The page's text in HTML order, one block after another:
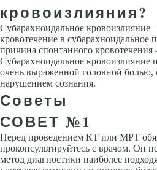
кровоизлияния?
Субарахноидальное кровоизлияние
кровотечение в субарахноидальное
причина спонтанного кровотечения
Субарахноидальное кровоизлияние
очень выраженной головной болью,
нарушением сознания.
Советы
СОВЕТ №1
Перед проведением КТ или МРТ
проконсультируйтесь с врачом. Он
метод диагностики наиболее